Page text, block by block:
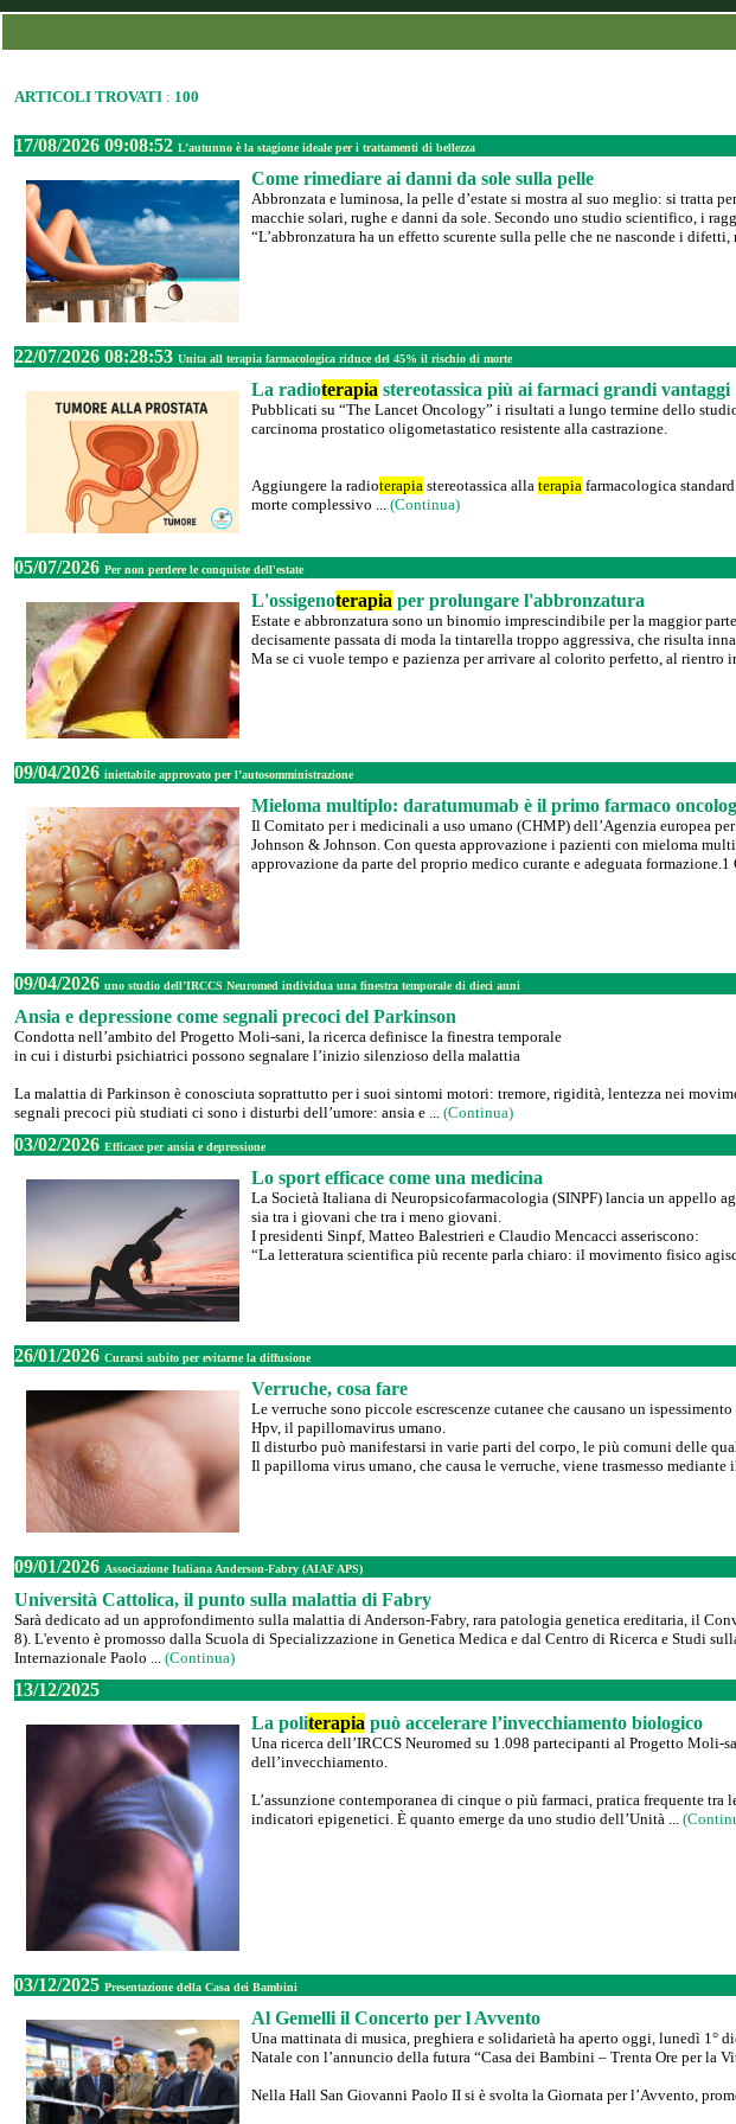
ARTICOLI TROVATI : 100
17/08/2026 09:08:52 L’autunno è la stagione ideale per i trattamenti di bellezza
Come rimediare ai danni da sole sulla pelle
Abbronzata e luminosa, la pelle d’estate si mostra al suo meglio: si tratta
macchie solari, rughe e danni da sole. Secondo uno studio scientifico, i
“L’abbronzatura ha un effetto scurente sulla pelle che ne nasconde i
22/07/2026 08:28:53 Unita all terapia farmacologica riduce del 45% il rischio di morte
La radioterapia stereotassica più ai farmaci grandi vantaggi
Pubblicati su “The Lancet Oncology” i risultati a lungo termine dello
carcinoma prostatico oligometastatico resistente alla castrazione.
Aggiungere la radioterapia stereotassica alla terapia farmacologica
morte complessivo ... (Continua)
05/07/2026 Per non perdere le conquiste dell'estate
L'ossigenoterapia per prolungare l'abbronzatura
Estate e abbronzatura sono un binomio imprescindibile per la maggior
decisamente passata di moda la tintarella troppo aggressiva, che risulta
Ma se ci vuole tempo e pazienza per arrivare al colorito perfetto, al
09/04/2026 iniettabile approvato per l’autosomministrazione
Mieloma multiplo: daratumumab è il primo farmaco
Il Comitato per i medicinali a uso umano (CHMP) dell’Agenzia europea
Johnson & Johnson. Con questa approvazione i pazienti con mieloma
approvazione da parte del proprio medico curante e adeguata formazione.1
09/04/2026 uno studio dell’IRCCS Neuromed individua una finestra temporale di dieci anni
Ansia e depressione come segnali precoci del Parkinson
Condotta nell’ambito del Progetto Moli-sani, la ricerca definisce la finestra temporale
in cui i disturbi psichiatrici possono segnalare l’inizio silenzioso della malattia
La malattia di Parkinson è conosciuta soprattutto per i suoi sintomi motori: tremore, rigidità, lentezza nei
segnali precoci più studiati ci sono i disturbi dell’umore: ansia e ... (Continua)
03/02/2026 Efficace per ansia e depressione
Lo sport efficace come una medicina
La Società Italiana di Neuropsicofarmacologia (SINPF) lancia un appello
sia tra i giovani che tra i meno giovani.
I presidenti Sinpf, Matteo Balestrieri e Claudio Mencacci asseriscono:
“La letteratura scientifica più recente parla chiaro: il movimento fisico
26/01/2026 Curarsi subito per evitarne la diffusione
Verruche, cosa fare
Le verruche sono piccole escrescenze cutanee che causano un
Hpv, il papillomavirus umano.
Il disturbo può manifestarsi in varie parti del corpo, le più comuni delle
Il papilloma virus umano, che causa le verruche, viene trasmesso
09/01/2026 Associazione Italiana Anderson-Fabry (AIAF APS)
Università Cattolica, il punto sulla malattia di Fabry
Sarà dedicato ad un approfondimento sulla malattia di Anderson-Fabry, rara patologia genetica ereditaria, il
8). L'evento è promosso dalla Scuola di Specializzazione in Genetica Medica e dal Centro di Ricerca e Studi
Internazionale Paolo ... (Continua)
13/12/2025
La politerapia può accelerare l’invecchiamento biologico
Una ricerca dell’IRCCS Neuromed su 1.098 partecipanti al Progetto
dell’invecchiamento.
L’assunzione contemporanea di cinque o più farmaci, pratica frequente
indicatori epigenetici. È quanto emerge da uno studio dell’Unità ...
03/12/2025 Presentazione della Casa dei Bambini
Al Gemelli il Concerto per l Avvento
Una mattinata di musica, preghiera e solidarietà ha aperto oggi, lunedì
Natale con l’annuncio della futura “Casa dei Bambini – Trenta Ore per
Nella Hall San Giovanni Paolo II si è svolta la Giornata per l’Avvento,